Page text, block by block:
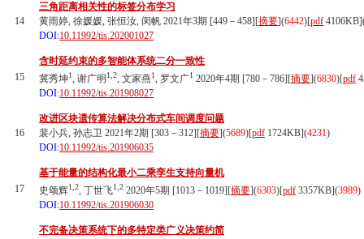
14
三角距离相关性的标签分布学习
黄雨婷, 徐媛媛, 张恒汝, 闵帆 2021年3期 [449－458][摘要](6442)[pdf 4106KB]
DOI:10.11992/tis.202001027
15
含时延约束的多智能体系统二分一致性
冀秀坤1, 谢广明 1,2, 文家燕1, 罗文广1 2020年4期 [780－786][摘要](6830)[pdf
DOI:10.11992/tis.201908027
16
改进区块遗传算法解决分布式车间调度问题
裴小兵, 孙志卫 2021年2期 [303－312][摘要](5689)[pdf 1724KB](4231)
DOI:10.11992/tis.201906035
17
基于能量的结构化最小二乘孪生支持向量机
史颂辉1,2, 丁世飞1,2 2020年5期 [1013－1019][摘要](6303)[pdf 3357KB](3989)
DOI:10.11992/tis.201906030
不完备决策系统下的多特定类广义决策约简